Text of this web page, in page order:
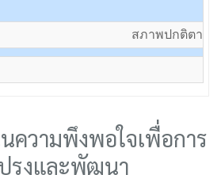
สภาพปกติตาม
ความพึงพอใจเพื่อการ
รุงและพัฒนา